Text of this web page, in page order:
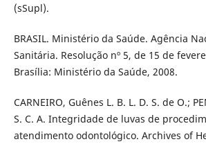
(sSupl).
BRASIL. Ministério da Saúde. Agência
Sanitária. Resolução nº 5, de 15 de
Brasília: Ministério da Saúde, 2008.
CARNEIRO, Guênes L. B. L. D. S. de O.;
S. C. A. Integridade de luvas de
atendimento odontológico. Archives of